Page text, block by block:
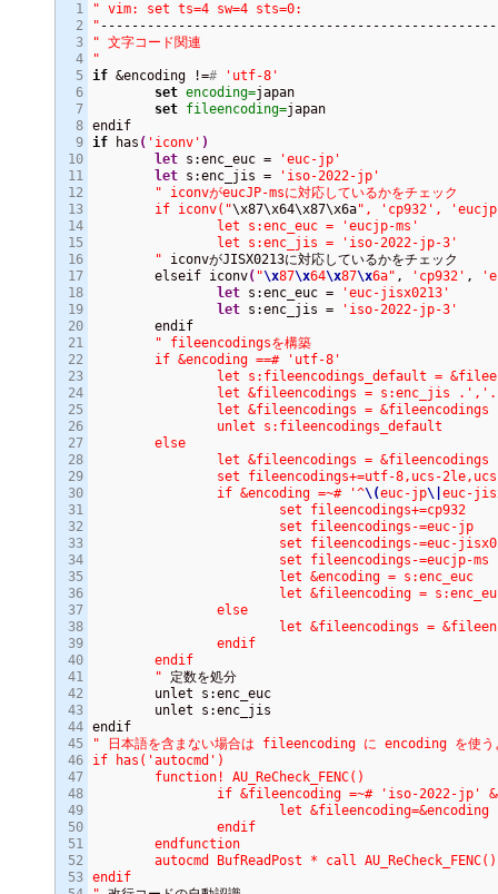
1
2
3
4
5
6
7
8
9
10
11
12
13
14
15
16
17
18
19
20
21
22
23
24
25
26
27
28
29
30
31
32
33
34
35
36
37
38
39
40
41
42
43
44
45
46
47
48
49
50
51
52
53
" vim: set ts=4 sw=4 sts=0:
"
" 文字コード関連
"
if &encoding !=#
'utf-8'
set encoding=japan
set fileencoding=japan
if has ( 'iconv' )
let s:enc_euc =
'euc-jp'
let s:enc_jis =
'iso-2022-jp'
" iconvがeucJP-msに対応しているかをチェック
	if iconv("
\x87\x64\x87\x6a", 'cp932',
	"
iconvがJISX0213に対応しているかをチェック
	elseif iconv
( "\x87\x64\x87\x6a" , 'cp932' ,
let s:enc_euc =
'euc-jisx0213'
let s:enc_jis =
'iso-2022-jp-3'
	endif
" fileencodingsを構築
	else
		if &encoding =~# '^
\(euc-jp\|euc-
		else
		endif
	endif
	"
定数を処分
" 日本語を含まない場合は fileencoding に encoding を使う
if has('autocmd')
if &fileencoding =~# 'iso-2022-jp'
		endif
	endfunction
	autocmd BufReadPost * call AU_ReCheck_FENC()
endif